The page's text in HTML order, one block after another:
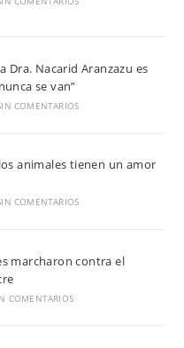
Dra. Nacarid Aranzazu es
se van”
COMENTARIOS
animales tienen un amor
COMENTARIOS
marcharon contra el
COMENTARIOS